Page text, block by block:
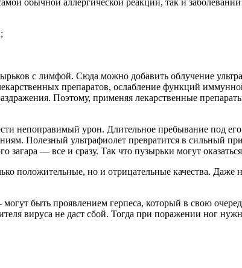
с лимфой. Сюда можно добавить облучение
препаратов, ослабление функций
Поэтому, применяя лекарственные
непоправимый урон. Длительное пребывание под
Полезный ультрафиолет превратится в сильный
загара — все и сразу. Так что пузырьки могут
положительные, но и отрицательные качества.
могут быть проявлением герпеса, который в свою
вируса не даст сбой. Тогда при поражении ног